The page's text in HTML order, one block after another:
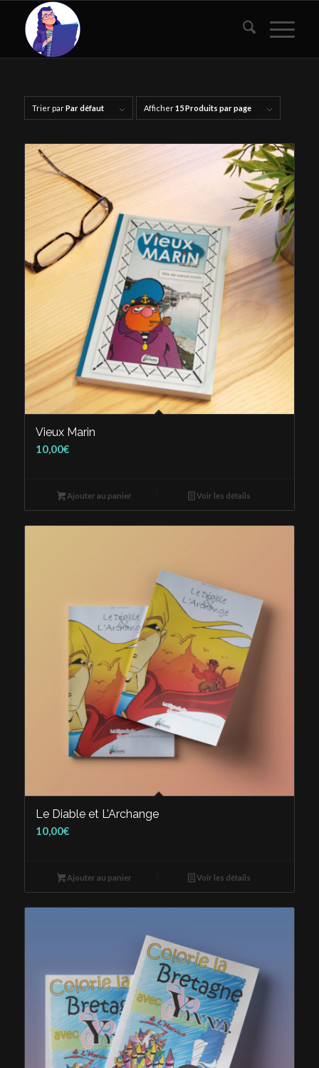
Trier parPar défaut Afficher15 Produits par page
Vieux Marin
10,00€
Ajouter au panier Voir les détails
Le Diable et L’Archange
10,00€
Ajouter au panier Voir les détails